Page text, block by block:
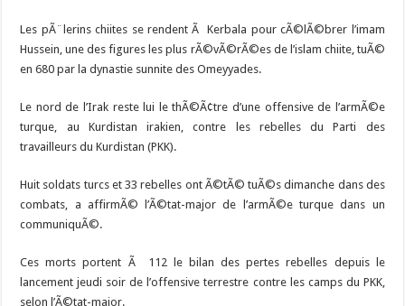
Les pÃ¨lerins chiites se rendent Ã Kerbala pour cÃ©lÃ©brer l’imam
Hussein, une des figures les plus rÃ©vÃ©rÃ©es de l’islam chiite, tuÃ©
en 680 par la dynastie sunnite des Omeyyades.
Le nord de l’Irak reste lui le thÃ©Ã¢tre d’une offensive de l’armÃ©e
turque, au Kurdistan irakien, contre les rebelles du Parti des
travailleurs du Kurdistan (PKK).
Huit soldats turcs et 33 rebelles ont Ã©tÃ© tuÃ©s dimanche dans des
combats, a affirmÃ© l’Ã©tat-major de l’armÃ©e turque dans un
communiquÃ©.
Ces morts portent Ã 112 le bilan des pertes rebelles depuis le
lancement jeudi soir de l’offensive terrestre contre les camps du PKK,
selon l’Ã©tat-major.